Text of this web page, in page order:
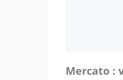
Mercato :